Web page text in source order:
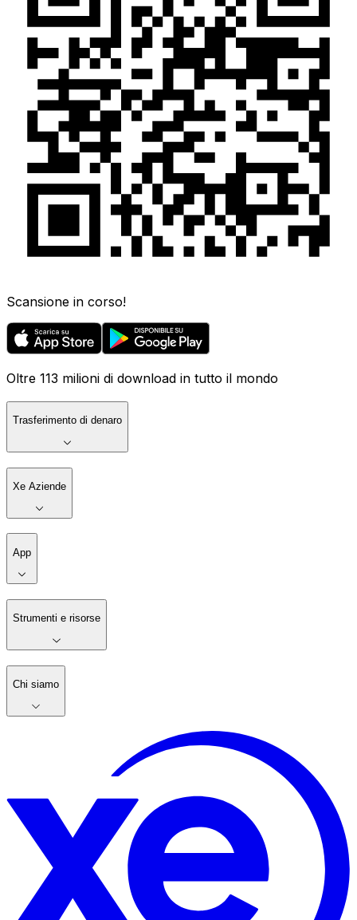
Scansione in corso!
Oltre 113 milioni di download in tutto il mondo
Trasferimento di denaro
Xe Aziende
App
Strumenti e risorse
Chi siamo